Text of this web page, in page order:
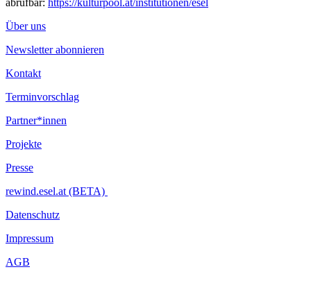
Über uns
Newsletter abonnieren
Kontakt
Terminvorschlag
Partner*innen
Projekte
Presse
rewind.esel.at (BETA)
Datenschutz
Impressum
AGB